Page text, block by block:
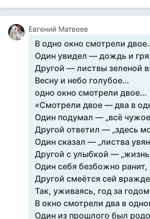
Евгений Матвеев
В одно окно смотрели
Один увидел — дождь и
Другой — листвы зеленой
Весну и небо голубое…
одно окно смотрели двое…
«Смотрели двое — два в
Один подумал — „всё
Другой ответил — „здесь
Один сказал — „листва
Другой с улыбкой —
Один себя безбожно ранит,
Другой смеётся сей
Так, уживаясь, год за
В окно смотрели два в
Один из прошлого был